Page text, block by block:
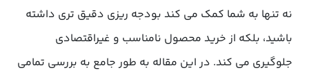
نه تنها به شما کمک می کند بودجه ریزی دقیق تری داشته
باشید، بلکه از خرید محصول نامناسب و غیراقتصادی
جلوگیری می کند. در این مقاله به طور جامع به بررسی تمامی